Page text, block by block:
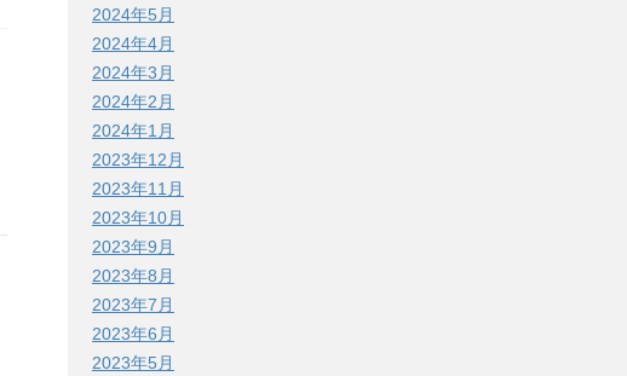
2024年5月
2024年4月
2024年3月
2024年2月
2024年1月
2023年12月
2023年11月
2023年10月
2023年9月
2023年8月
2023年7月
2023年6月
2023年5月